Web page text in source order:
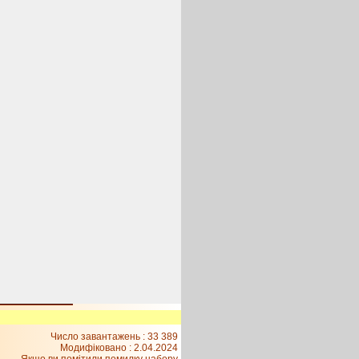
Число завантажень : 33 389
Модифіковано : 2.04.2024